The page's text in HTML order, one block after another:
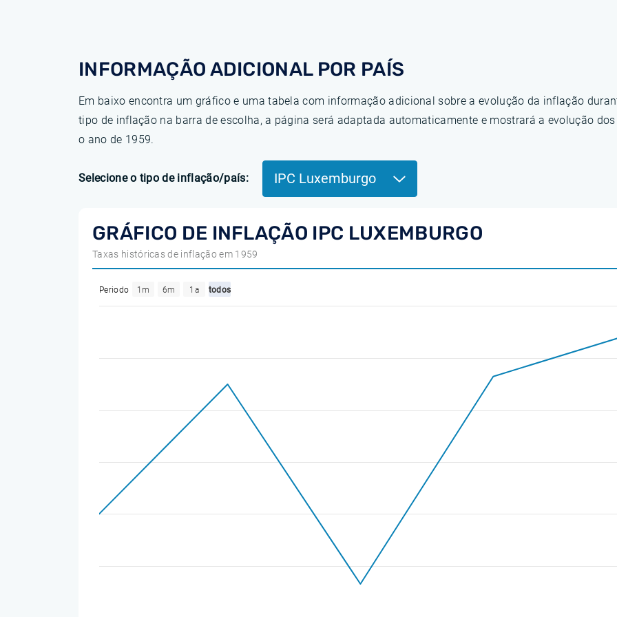
INFORMAÇÃO ADICIONAL POR PAÍS
Em baixo encontra um gráfico e uma tabela com informação adicional sobre a evolução da inflação
tipo de inflação na barra de escolha, a página será adaptada automaticamente e mostrará a evolução
o ano de 1959.
Selecione o tipo de inflação/país: IPC Luxemburgo
GRÁFICO DE INFLAÇÃO IPC LUXEMBURGO
Taxas históricas de inflação em 1959
Periodo 1m 6m 1a todos